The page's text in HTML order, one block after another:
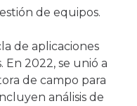
de equipos.
de aplicaciones
2022, se unió a
de campo para
análisis de